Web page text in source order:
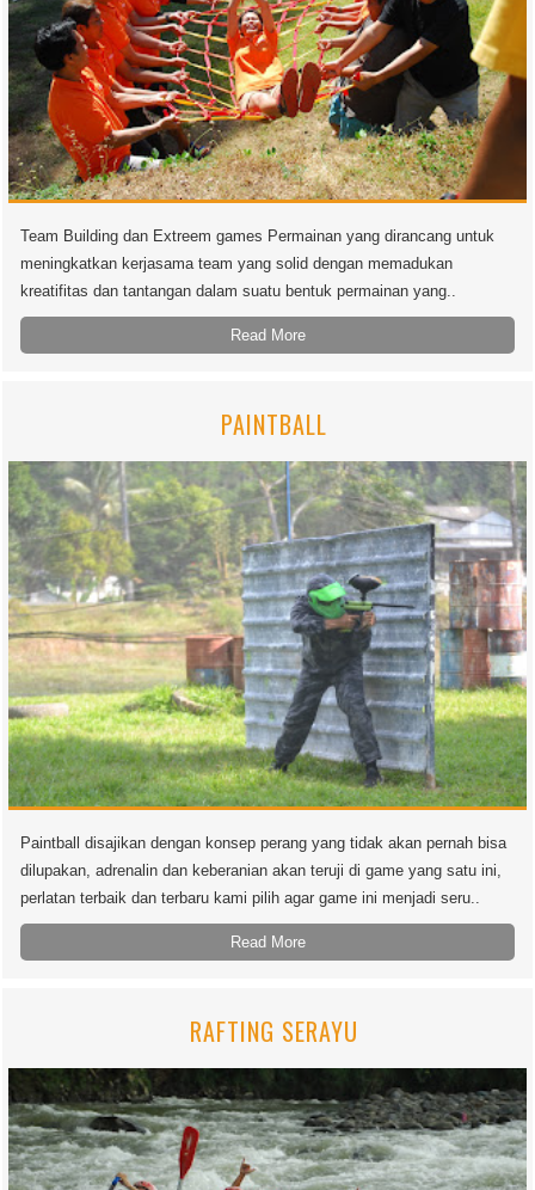
Team Building dan Extreem games Permainan yang dirancang untuk
meningkatkan kerjasama team yang solid dengan memadukan
kreatifitas dan tantangan dalam suatu bentuk permainan yang..
Read More
PAINTBALL
Paintball disajikan dengan konsep perang yang tidak akan pernah bisa
dilupakan, adrenalin dan keberanian akan teruji di game yang satu ini,
perlatan terbaik dan terbaru kami pilih agar game ini menjadi seru..
Read More
RAFTING SERAYU